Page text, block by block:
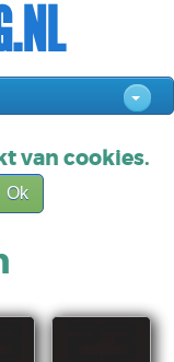
van cookies.
Ok